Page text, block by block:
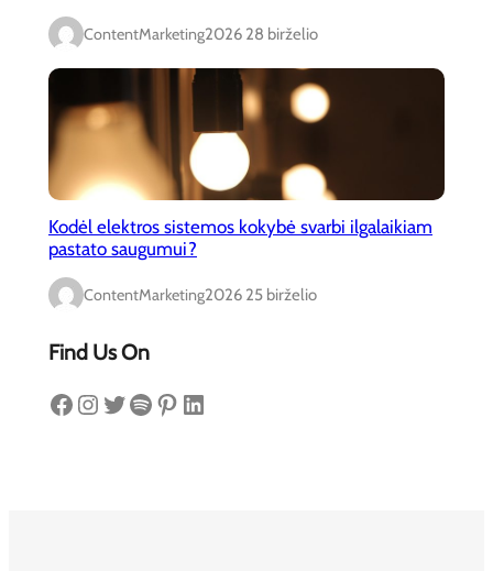
ContentMarketing2026 28 birželio
Kodėl elektros sistemos kokybė svarbi ilgalaikiam
pastato saugumui?
ContentMarketing2026 25 birželio
Find Us On
Facebook Instagram Twitter Spotify Pinterest LinkedIn